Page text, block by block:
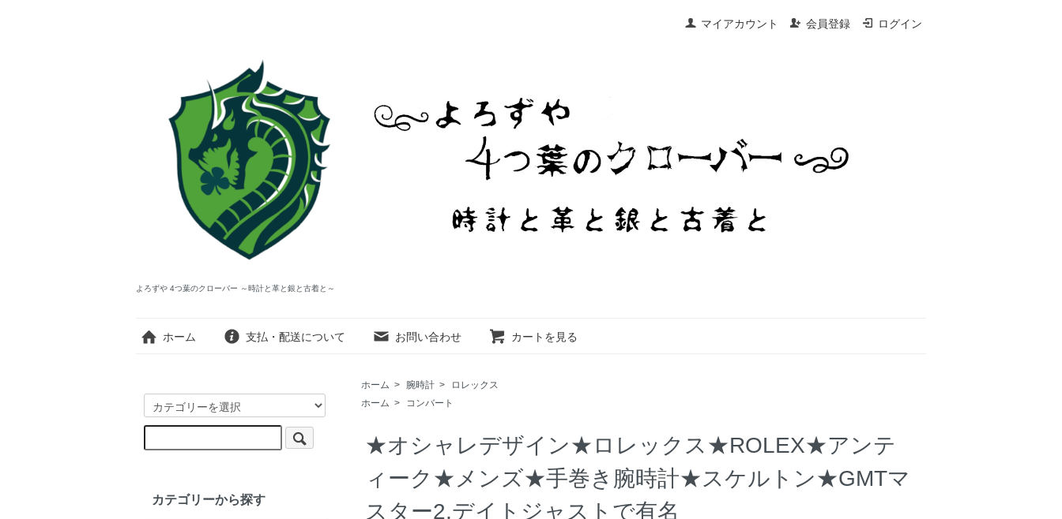
マイアカウント 会員登録 ログイン
よろずや 4つ葉のクローバー ～時計と革と銀と古着と～
ホーム 支払・配送について お問い合わせ カートを見る
ホーム > 腕時計 >
ロレックス
ホーム > コンバート
★オシャレデザイン★ロレックス★ROLEX★アンテ
ィーク★メンズ★手巻き腕時計★スケルトン★GMTマ
スター2,デイトジャストで有名
カテゴリーから探す